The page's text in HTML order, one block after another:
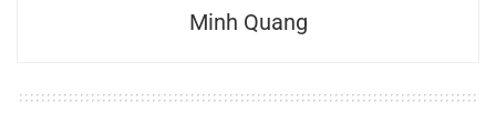
Minh Quang